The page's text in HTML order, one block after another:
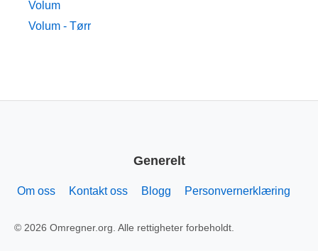
Volum
Volum - Tørr
Generelt
Om oss Kontakt oss Blogg Personvernerklæring
© 2026 Omregner.org. Alle rettigheter forbeholdt.